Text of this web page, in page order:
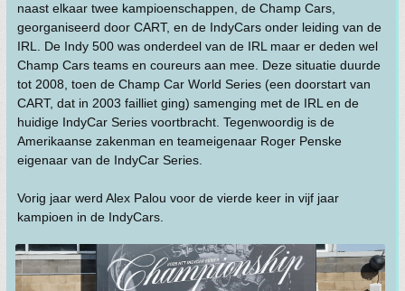
naast elkaar twee kampioenschappen, de Champ Cars,
georganiseerd door CART, en de IndyCars onder leiding van de
IRL. De Indy 500 was onderdeel van de IRL maar er deden wel
Champ Cars teams en coureurs aan mee. Deze situatie duurde
tot 2008, toen de Champ Car World Series (een doorstart van
CART, dat in 2003 failliet ging) samenging met de IRL en de
huidige IndyCar Series voortbracht. Tegenwoordig is de
Amerikaanse zakenman en teameigenaar Roger Penske
eigenaar van de IndyCar Series.
Vorig jaar werd Alex Palou voor de vierde keer in vijf jaar
kampioen in de IndyCars.